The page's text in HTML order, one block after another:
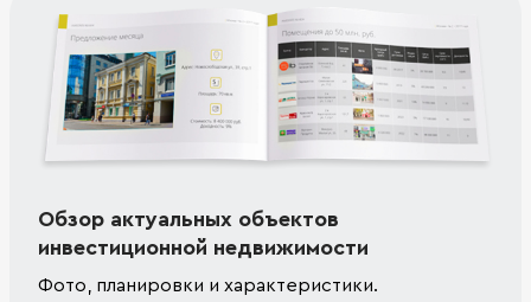
Обзор актуальных объектов
инвестиционной недвижимости
Фото, планировки и характеристики.